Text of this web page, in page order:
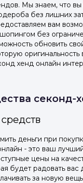
Мы знаем, что
без лишних
вам
без
обновить
оригинальность
хенд онлайн
секонд-
деньги при
- это ваш
цены на
будет радовать вас
за новую